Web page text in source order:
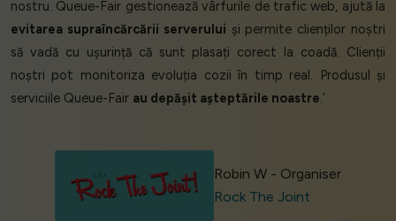
nostru. Queue-Fair gestionează vârfurile de trafic web, ajută la
evitarea supraîncărcării serverului și permite clienților noștri
să vadă cu ușurință că sunt plasați corect la coadă. Clienții
noștri pot monitoriza evoluția cozii în timp real. Produsul și
serviciile Queue-Fair au depășit așteptările noastre.’
Robin W - Organiser
Rock The Joint